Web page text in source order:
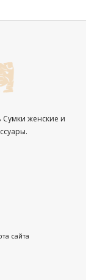
Сумки женские и
сайта